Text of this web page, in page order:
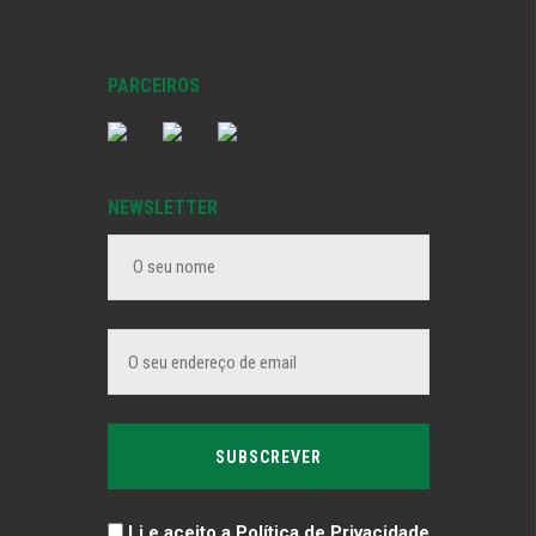
PARCEIROS
NEWSLETTER